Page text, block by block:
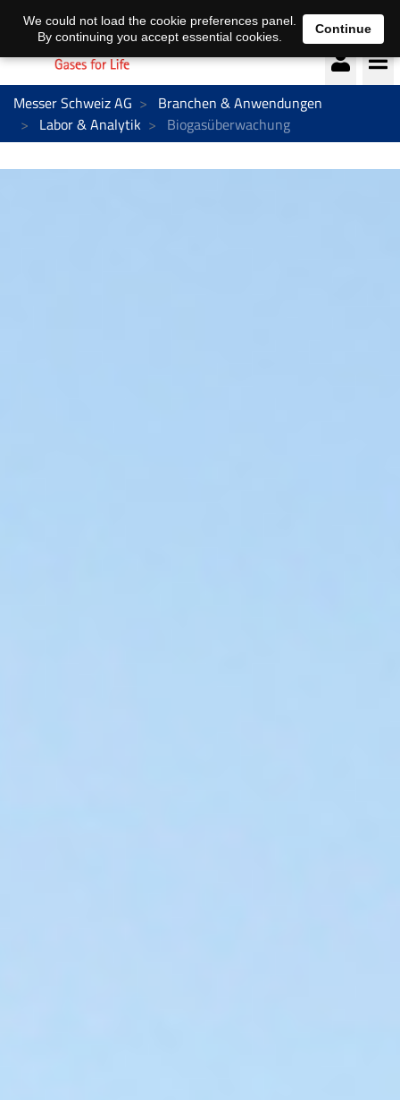
Deutsch français
Messer Schweiz AG
Branchen & Anwendungen
Labor & Analytik
Biogasüberwachung
We could not load the cookie preferences panel.
By continuing you accept essential cookies.
Continue